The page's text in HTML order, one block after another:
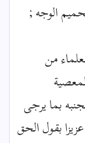
الوجه ;
من
بما يرجى
بقول الحق